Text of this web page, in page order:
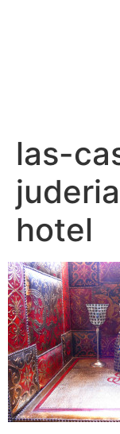
las-
hotel